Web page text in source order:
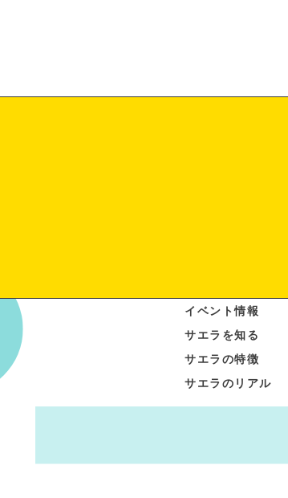
イベント情報
サエラを知る
サエラの特徴
サエラのリアル